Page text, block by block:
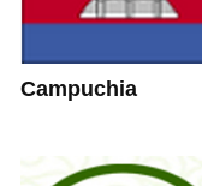
Campuchia